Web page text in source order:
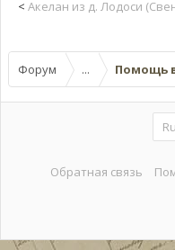
< Акелан из д. Лодоси
Форум ... Помощь
Обратная связь